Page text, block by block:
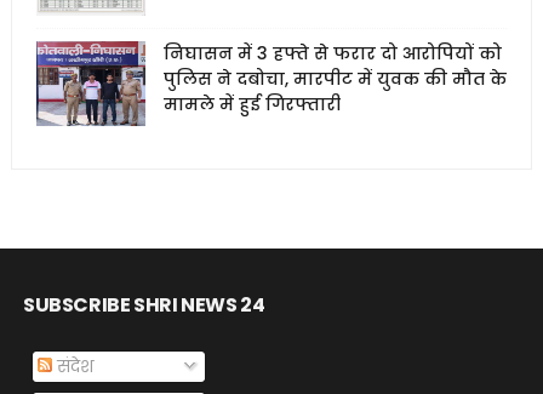
निघासन में 3 हफ्ते से फरार दो आरोपियों को
पुलिस ने दबोचा, मारपीट में युवक की मौत के
मामले में हुई गिरफ्तारी
SUBSCRIBE SHRI NEWS 24
संदेश